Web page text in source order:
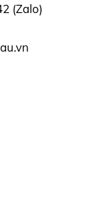
(Zalo)